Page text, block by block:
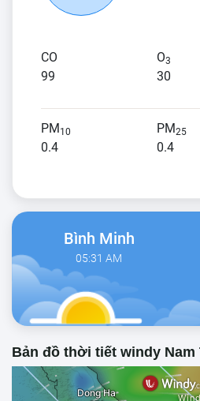
CO
99
O3
30
PM10
0.4
PM25
0.4
Bình Minh
05:31 AM
Bản đồ thời tiết windy Nam